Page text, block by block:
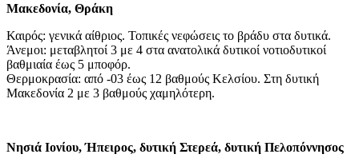
Μακεδονία, Θράκη
Καιρός: γενικά αίθριος. Τοπικές νεφώσεις το βράδυ στα δυτικά.
Άνεμοι: μεταβλητοί 3 με 4 στα ανατολικά δυτικοί νοτιοδυτικοί
βαθμιαία έως 5 μποφόρ.
Θερμοκρασία: από -03 έως 12 βαθμούς Κελσίου. Στη δυτική
Μακεδονία 2 με 3 βαθμούς χαμηλότερη.
Νησιά Ιονίου, Ήπειρος, δυτική Στερεά, δυτική Πελοπόννησος